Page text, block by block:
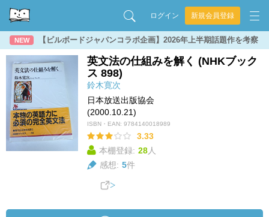
ログイン 新規会員登録
NEW 【ビルボードジャパンコラボ企画】2026年上半期話題作を考察
英文法の仕組みを解く (NHKブック
ス 898)
鈴木寛次
日本放送出版協会
(2000.10.21)
ISBN・EAN: 9784140018989
3.33
本棚登録: 28人
感想: 5件